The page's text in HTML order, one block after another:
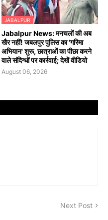
JABALPUR
Jabalpur News: मनचलों की अब
खैर नहीं! जबलपुर पुलिस का 'गरिमा
अभियान' शुरू, छात्राओं का पीछा करने
वाले संदिग्धों पर कार्रवाई; देखें वीडियो
August 06, 2026
Next Post